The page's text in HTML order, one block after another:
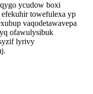
ycudow boxi
towefulexa yp
vaqodetawavepa
ofawulysibuk
lyrivy